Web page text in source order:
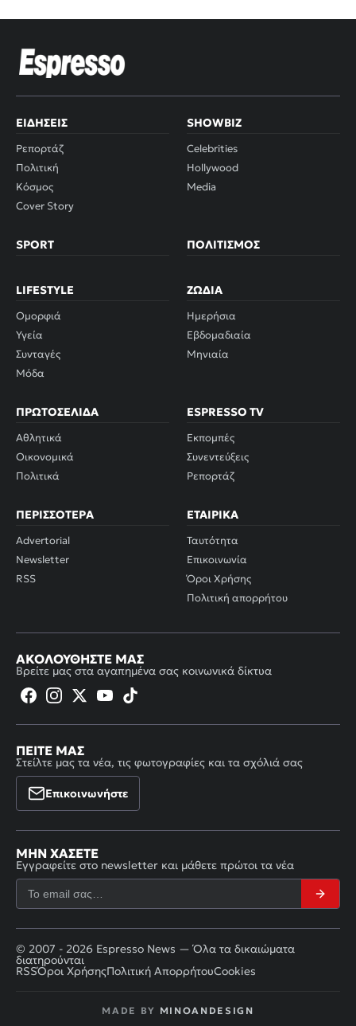
ΕΙΔΉΣΕΙΣ
Ρεπορτάζ
Πολιτική
Κόσμος
Cover Story
SHOWBIZ
Celebrities
Hollywood
Media
SPORT ΠΟΛΙΤΙΣΜΌΣ
LIFESTYLE
Ομορφιά
Υγεία
Συνταγές
Μόδα
ΖΏΔΙΑ
Ημερήσια
Εβδομαδιαία
Μηνιαία
ΠΡΩΤΟΣΈΛΙΔΑ
Αθλητικά
Οικονομικά
Πολιτικά
ESPRESSO TV
Εκπομπές
Συνεντεύξεις
Ρεπορτάζ
ΠΕΡΙΣΣΌΤΕΡΑ
Advertorial
Newsletter
RSS
ΕΤΑΙΡΙΚΆ
Ταυτότητα
Επικοινωνία
Όροι Χρήσης
Πολιτική απορρήτου
ΑΚΟΛΟΥΘΉΣΤΕ ΜΑΣ
Βρείτε μας στα αγαπημένα σας κοινωνικά δίκτυα
ΠΕΊΤΕ ΜΑΣ
Στείλτε μας τα νέα, τις φωτογραφίες και τα σχόλιά σας
Επικοινωνήστε
ΜΗΝ ΧΆΣΕΤΕ
Εγγραφείτε στο newsletter και μάθετε πρώτοι τα νέα
© 2007 - 2026 Espresso News — Όλα τα δικαιώματα
διατηρούνται
RSSΌροι ΧρήσηςΠολιτική ΑπορρήτουCookies
MADE BY MINOANDESIGN